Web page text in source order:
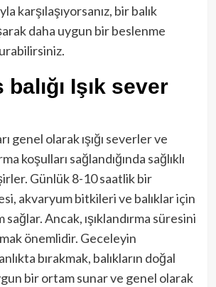
karşılaşıyorsanız, bir balık
daha uygun bir beslenme
Işık sever
genel olarak ışığı severler ve
koşulları sağlandığında sağlıklı
Günlük 8-10 saatlik bir
akvaryum bitkileri ve balıklar için
Ancak, ışıklandırma süresini
önemlidir. Geceleyin
bırakmak, balıkların doğal
bir ortam sunar ve genel olarak